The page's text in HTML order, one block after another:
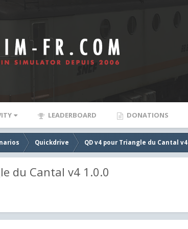
LEADERBOARD DONATIONS
Quickdrive QD v4 pour Triangle du Cantal v4
du Cantal v4 1.0.0